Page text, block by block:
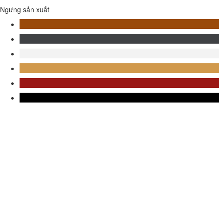
Ngưng sản xuất